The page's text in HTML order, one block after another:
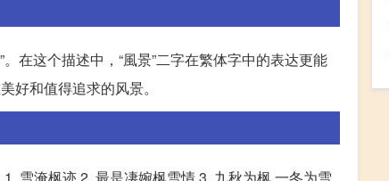
在这个描述中，“風景”二字在繁体字中的表达更能
好和值得追求的风景。